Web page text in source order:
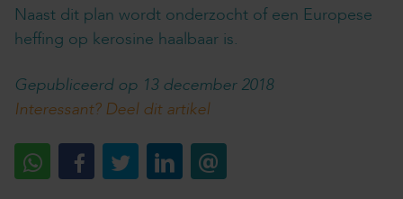
Naast dit plan wordt onderzocht of een Europese
heffing op kerosine haalbaar is.
Gepubliceerd op 13 december 2018
Interessant? Deel dit artikel